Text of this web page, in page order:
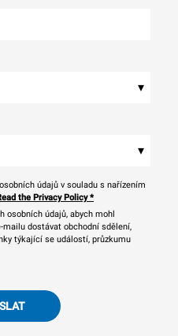
▾
▾
údajů v souladu s nařízením
the Privacy Policy*
osobních údajů, abych mohl
dostávat obchodní sdělení,
týkající se událostí, průzkumu